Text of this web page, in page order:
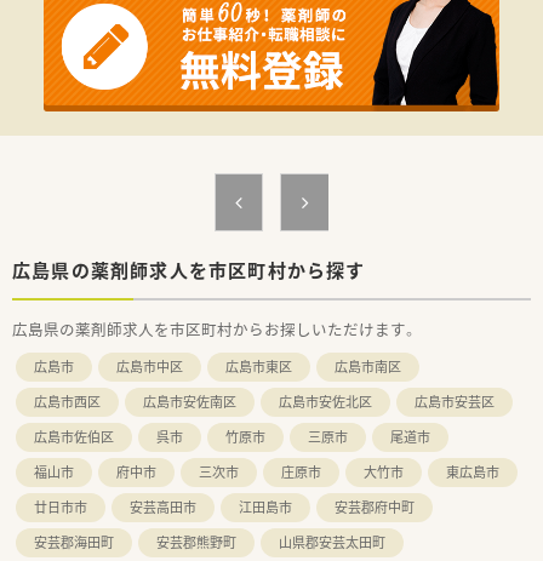
■最新の監査システムや電子薬歴などの設備導入を全店で進め
ており、調剤過誤の防止と業務の効率化を徹底している環境で
す。
■本部スタッフとの距離も近く、日々の悩みやキャリアに関する
相談を気軽に行える風通しの良い組織文化が形成されていま
す。
【こんな取り組みをしています】
■セルフメディケーション支援の一環として、健康セミナーを年
年間1,000件以上の訪問実績を誇るなど、地域貢献が形です。
■男性の育児休暇取得を強力に推進しており、3ヶ月から1年程
います。
【こんな方が活躍中】
■病院経験のみの方や調剤未経験からスタートした方も、充実し
た研修制度を活用して一線で活躍している薬剤師が多数いま
す。
■仕事と育児を両立させたいパパ・ママ薬剤師が活躍しており、
お子様が小学校5年生になるまで利用できる時短制度も好評で
す。
■接遇面に自信を持ち、患者様一人ひとりと丁寧に向き合いたい
というホスピタリティ溢れる方が現場をリードしています。
広島県の薬剤師求人を市区町村から探す
広島県の薬剤師求人を市区町村からお探しいただけます。
広島市 広島市中区 広島市東区
広島市南区
広島市西区
広島市安佐南区 広島市安佐北区
広島市安芸区
広島市佐伯区
呉市 竹原市 三原市
尾道市
福山市
府中市 三次市 庄原市 大竹市
東広島市
廿日市市
安芸高田市 江田島市
安芸郡府中町
安芸郡海田町
安芸郡熊野町
山県郡安芸太田町